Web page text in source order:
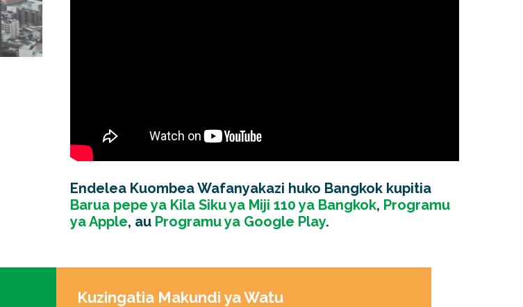
Endelea Kuombea Wafanyakazi huko Bangkok kupitia
Barua pepe ya Kila Siku ya Miji 110 ya Bangkok, Programu
ya Apple, au Programu ya Google Play.
Kuzingatia Makundi ya Watu